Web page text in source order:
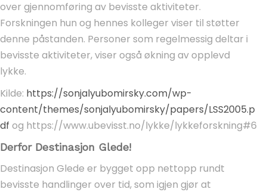
over gjennomføring av bevisste aktiviteter.
Forskningen hun og hennes kolleger viser til støtter
denne påstanden. Personer som regelmessig deltar i
bevisste aktiviteter, viser også økning av opplevd
lykke.
Kilde: https://sonjalyubomirsky.com/wp-
content/themes/sonjalyubomirsky/papers/LSS2005.p
df og https://www.ubevisst.no/lykke/lykkeforskning#6
Derfor Destinasjon Glede!
Destinasjon Glede er bygget opp nettopp rundt
bevisste handlinger over tid, som igjen gjør at